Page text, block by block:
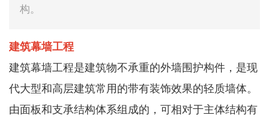
构。
建筑幕墙工程
建筑幕墙工程是建筑物不承重的外墙围护构件，是现
代大型和高层建筑常用的带有装饰效果的轻质墙体。
由面板和支承结构体系组成的，可相对于主体结构有